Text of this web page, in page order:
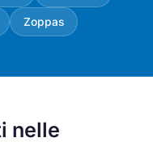
Zoppas
nelle